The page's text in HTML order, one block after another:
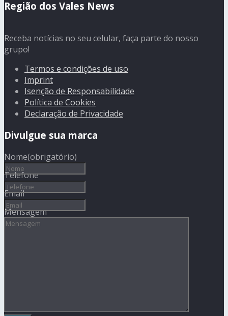
Região dos Vales News
Receba notícias no seu celular, faça parte do nosso
grupo!
Termos e condições de uso
Imprint
Isenção de Responsabilidade
Política de Cookies
Declaração de Privacidade
Divulgue sua marca
Nome(obrigatório)
Telefone
Email
Mensagem